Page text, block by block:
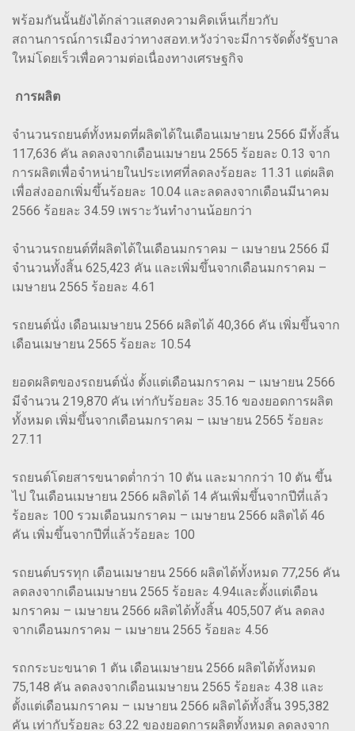
พร้อมกันนั้นยังได้กล่าวแสดงความคิดเห็นเกี่ยวกับ
สถานการณ์การเมืองว่าทางสอท.หวังว่าจะมีการจัดตั้งรัฐบาล
ใหม่โดยเร็วเพื่อความต่อเนื่องทางเศรษฐกิจ
การผลิต
จำนวนรถยนต์ทั้งหมดที่ผลิตได้ในเดือนเมษายน 2566 มีทั้งสิ้น
117,636 คัน ลดลงจากเดือนเมษายน 2565 ร้อยละ 0.13 จาก
การผลิตเพื่อจำหน่ายในประเทศที่ลดลงร้อยละ 11.31 แต่ผลิต
เพื่อส่งออกเพิ่มขึ้นร้อยละ 10.04 และลดลงจากเดือนมีนาคม
2566 ร้อยละ 34.59 เพราะวันทำงานน้อยกว่า
จำนวนรถยนต์ที่ผลิตได้ในเดือนมกราคม – เมษายน 2566 มี
จำนวนทั้งสิ้น 625,423 คัน และเพิ่มขึ้นจากเดือนมกราคม –
เมษายน 2565 ร้อยละ 4.61
รถยนต์นั่ง เดือนเมษายน 2566 ผลิตได้ 40,366 คัน เพิ่มขึ้นจาก
เดือนเมษายน 2565 ร้อยละ 10.54
ยอดผลิตของรถยนต์นั่ง ตั้งแต่เดือนมกราคม – เมษายน 2566
มีจำนวน 219,870 คัน เท่ากับร้อยละ 35.16 ของยอดการผลิต
ทั้งหมด เพิ่มขึ้นจากเดือนมกราคม – เมษายน 2565 ร้อยละ
27.11
รถยนต์โดยสารขนาดต่ำกว่า 10 ตัน และมากกว่า 10 ตัน ขึ้น
ไป ในเดือนเมษายน 2566 ผลิตได้ 14 คันเพิ่มขึ้นจากปีที่แล้ว
ร้อยละ 100 รวมเดือนมกราคม – เมษายน 2566 ผลิตได้ 46
คัน เพิ่มขึ้นจากปีที่แล้วร้อยละ 100
รถยนต์บรรทุก เดือนเมษายน 2566 ผลิตได้ทั้งหมด 77,256 คัน
ลดลงจากเดือนเมษายน 2565 ร้อยละ 4.94และตั้งแต่เดือน
มกราคม – เมษายน 2566 ผลิตได้ทั้งสิ้น 405,507 คัน ลดลง
จากเดือนมกราคม – เมษายน 2565 ร้อยละ 4.56
รถกระบะขนาด 1 ตัน เดือนเมษายน 2566 ผลิตได้ทั้งหมด
75,148 คัน ลดลงจากเดือนเมษายน 2565 ร้อยละ 4.38 และ
ตั้งแต่เดือนมกราคม – เมษายน 2566 ผลิตได้ทั้งสิ้น 395,382
คัน เท่ากับร้อยละ 63.22 ของยอดการผลิตทั้งหมด ลดลงจาก